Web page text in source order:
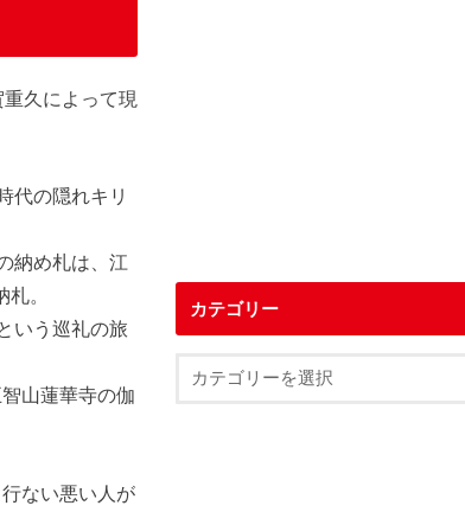
久によって現
代の隠れキリ
納め札は、江
。
いう巡礼の旅
山蓮華寺の伽
ない悪い人が
カテゴリー